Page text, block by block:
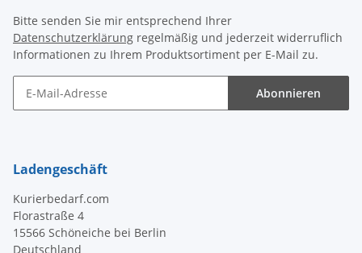
Bitte senden Sie mir entsprechend Ihrer
Datenschutzerklärung regelmäßig und jederzeit widerruflich
Informationen zu Ihrem Produktsortiment per E-Mail zu.
Abonnieren
Ladengeschäft
Kurierbedarf.com
Florastraße 4
15566 Schöneiche bei Berlin
Deutschland